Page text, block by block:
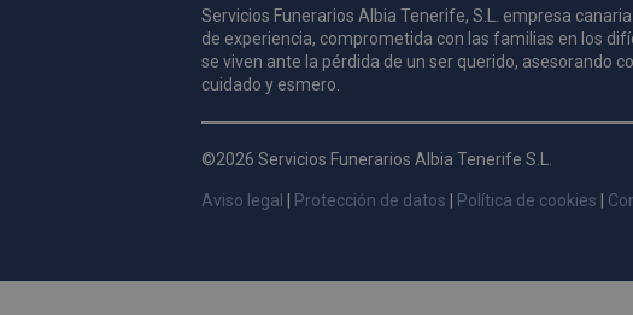
Servicios Funerarios Albia Tenerife, S.L. empresa
de experiencia, comprometida con las familias en los
se viven ante la pérdida de un ser querido, asesorando
cuidado y esmero.
©2026 Servicios Funerarios Albia Tenerife S.L.
Aviso legal | Protección de datos | Política de cookies |